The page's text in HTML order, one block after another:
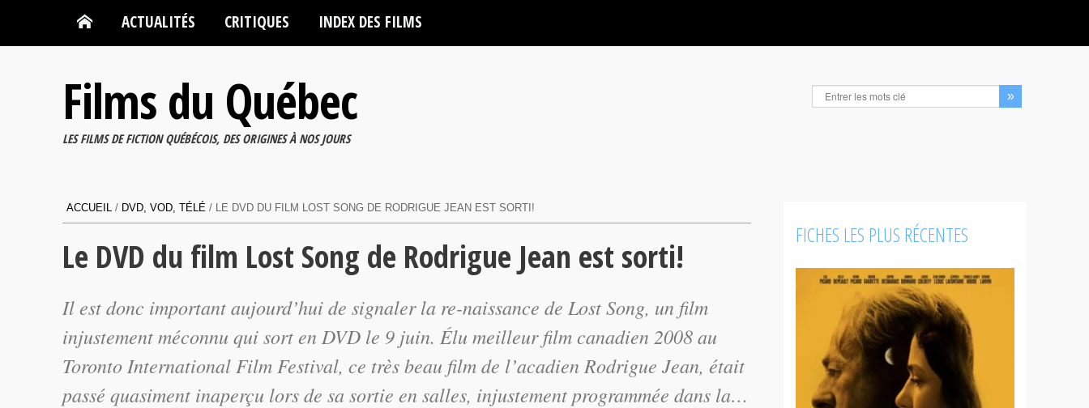
ACTUALITÉS CRITIQUES INDEX DES FILMS
Films du Québec
LES FILMS DE FICTION QUÉBÉCOIS, DES ORIGINES À NOS JOURS
ACCUEIL / DVD, VOD, TÉLÉ / LE DVD DU FILM LOST SONG DE RODRIGUE JEAN EST SORTI!
Le DVD du film Lost Song de Rodrigue Jean est sorti!
Il est donc important aujourd’hui de signaler la re-naissance de Lost Song, un film
injustement méconnu qui sort en DVD le 9 juin. Élu meilleur film canadien 2008 au
Toronto International Film Festival, ce très beau film de l’acadien Rodrigue Jean, était
passé quasiment inaperçu lors de sa sortie en salles, injustement programmée dans la…
FICHES LES PLUS RÉCENTES